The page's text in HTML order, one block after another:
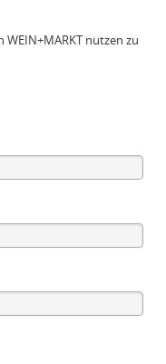
nutzen zu